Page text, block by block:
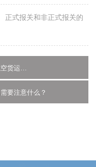
正式报关和非正式报关的
要注意什么？